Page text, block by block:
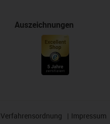
Auszeichnungen
Verfahrensordnung Impressum